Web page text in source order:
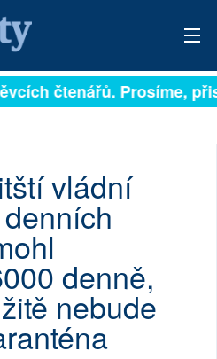
čtenářů. Prosíme,
vládní
denně,
nebude